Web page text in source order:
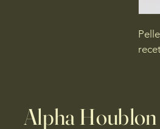
Alpha Houblon